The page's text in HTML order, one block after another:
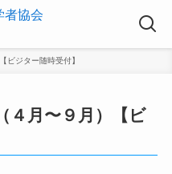
ビジター随時受付】
４月〜９月）【ビ